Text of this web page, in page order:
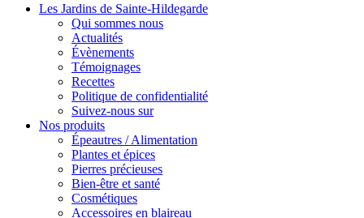
Les Jardins de Sainte-Hildegarde
Qui sommes nous
Actualités
Évènements
Témoignages
Recettes
Politique de confidentialité
Suivez-nous sur
Nos produits
Épeautres / Alimentation
Plantes et épices
Pierres précieuses
Bien-être et santé
Cosmétiques
Accessoires en blaireau